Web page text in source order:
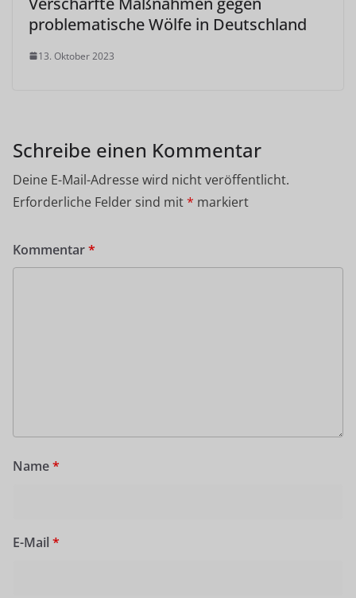
problematische Wölfe in Deutschland
13. Oktober 2023
Schreibe einen Kommentar
Deine E-Mail-Adresse wird nicht veröffentlicht.
Erforderliche Felder sind mit* markiert
Kommentar*
Name*
E-Mail *